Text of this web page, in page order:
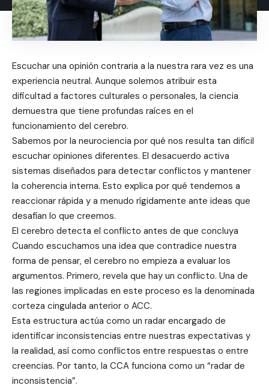
Escuchar una opinión contraria a la nuestra rara vez es una
experiencia neutral. Aunque solemos atribuir esta
dificultad a factores culturales o personales, la ciencia
demuestra que tiene profundas raíces en el
funcionamiento del cerebro.
Sabemos por la neurociencia por qué nos resulta tan difícil
escuchar opiniones diferentes. El desacuerdo activa
sistemas diseñados para detectar conflictos y mantener
la coherencia interna. Esto explica por qué tendemos a
reaccionar rápida y a menudo rígidamente ante ideas que
desafían lo que creemos.
El cerebro detecta el conflicto antes de que concluya
Cuando escuchamos una idea que contradice nuestra
forma de pensar, el cerebro no empieza a evaluar los
argumentos. Primero, revela que hay un conflicto. Una de
las regiones implicadas en este proceso es la denominada
corteza cingulada anterior o ACC.
Esta estructura actúa como un radar encargado de
identificar inconsistencias entre nuestras expectativas y
la realidad, así como conflictos entre respuestas o entre
creencias. Por tanto, la CCA funciona como un “radar de
inconsistencia”.